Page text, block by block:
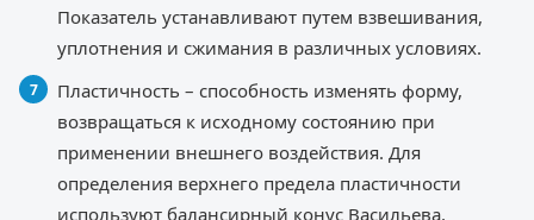
Показатель устанавливают путем взвешивания,
уплотнения и сжимания в различных условиях.
Пластичность – способность изменять форму,
возвращаться к исходному состоянию при
применении внешнего воздействия. Для
определения верхнего предела пластичности
используют балансирный конус Васильева,